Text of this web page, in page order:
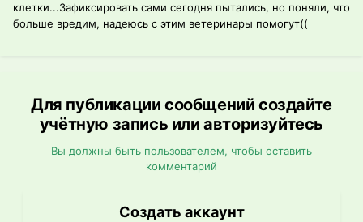
клетки...Зафиксировать сами сегодня пытались, но поняли, что
больше вредим, надеюсь с этим ветеринары помогут((
Для публикации сообщений создайте
учётную запись или авторизуйтесь
Вы должны быть пользователем, чтобы оставить
комментарий
Создать аккаунт